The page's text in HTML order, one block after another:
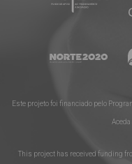
Este projeto foi financiado pelo
This project has received funding